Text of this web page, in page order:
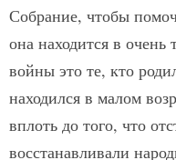
Собрание, чтобы
она находится в
войны это те, кто
находился в малом
вплоть до того, что
восстанавливали